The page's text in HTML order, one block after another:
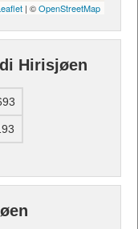
| ©OpenStreetMap
Hirisjøen